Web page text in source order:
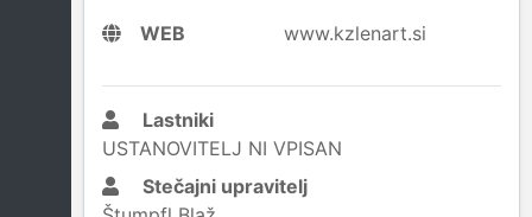
WEB
www.kzlenart.si
Lastniki
USTANOVITELJ NI VPISAN
Stečajni upravitelj